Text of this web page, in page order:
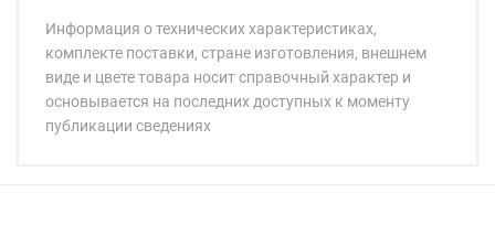
Информация о технических характеристиках,
комплекте поставки, стране изготовления, внешнем
виде и цвете товара носит справочный характер и
основывается на последних доступных к моменту
публикации сведениях